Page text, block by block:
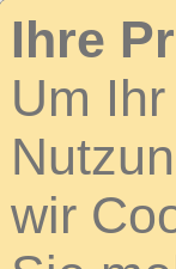
Ihre
Um
wir